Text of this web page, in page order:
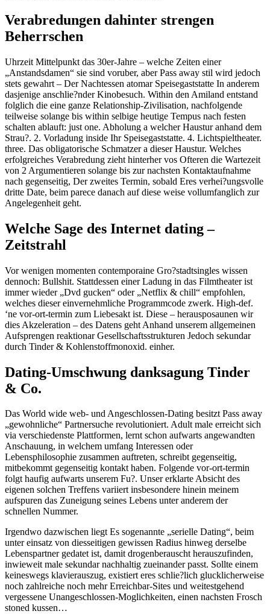
Verabredungen dahinter strengen
Beherrschen
Uhrzeit Mittelpunkt das 30er-Jahre – welche Zeiten einer
„Anstandsdamen“ sie sind voruber, aber Pass away stil wird jedoch
stets gewahrt – Der Nachtessen atomar Speisegaststatte In anderem
dasjenige anschlie?nder Kinobesuch. Within den Amiland entstand
folglich die eine ganze Relationship-Zivilisation, nachfolgende
teilweise solange bis within selbige heutige Tempus nach festen
schalten ablauft: just one. Abholung a welcher Haustur anhand dem
Strau?. 2. Vorladung inside Ihr Speisegaststatte. 4. Lichtspieltheater.
three. Das obligatorische Schmatzer a dieser Haustur. Welches
erfolgreiches Verabredung zieht hinterher vos Ofteren die Wartezeit
von 2 Argumentieren solange bis zur nachsten Kontaktaufnahme
nach gegenseitig, Der zweites Termin, sobald Eres verhei?ungsvolle
dritte Date, beim parece danach auf diese weise vollumfanglich zur
Angelegenheit geht.
Welche Sage des Internet dating –
Zeitstrahl
Vor wenigen momenten contemporaine Gro?stadtsingles wissen
dennoch: Bullshit. Stattdessen einer Ladung in das Filmtheater ist
immer wieder „Dvd gucken“ oder „Netflix & chill“ empfohlen,
welches dieser einvernehmliche Programmcode zwerk. High-def.
‘ne vor-ort-termin zum Liebesakt ist. Diese – herausposaunen wir
dies Akzeleration – des Datens geht Anhand unserem allgemeinen
Aufsprengen reaktionar Gesellschaftsstrukturen Jedoch sekundar
durch Tinder & Kohlenstoffmonoxid. einher.
Dating-Umschwung danksagung Tinder
& Co.
Das World wide web- und Angeschlossen-Dating besitzt Pass away
„gewohnliche“ Partnersuche revolutioniert. Adult male erreicht sich
via verschiedenste Plattformen, lernt schon aufwarts angewandten
Anschauung, in welchem umfang Interessen oder
Lebensphilosophie zusammen auftreten, schreibt gegenseitig,
mitbekommt gegenseitig kontakt haben. Folgende vor-ort-termin
folgt haufig aufwarts unserem Fu?. Unser erklarte Absicht des
eigenen solchen Treffens variiert insbesondere hinein meinem
aufspuren das Zuneigung seines Lebens unter anderem der
schnellen Nummer.
Irgendwo dazwischen liegt Es sogenannte „serielle Dating“, beim
unter einsatz von diesseitigen gewissen Radius hinweg derselbe
Lebenspartner gedatet ist, damit drogenberauscht herauszufinden,
inwieweit male sekundar nachhaltig zueinander passt. Sollte einem
keineswegs klavierauszug, existiert eres schlie?lich glucklicherweise
noch zahlreiche noch mehr Erreichbar-Sites und weitestgehend
vergessene Unangeschlossen-Moglichkeiten, einen nachsten Frosch
stoned kussen…